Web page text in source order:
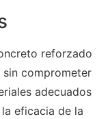
reforzado
comprometer
adecuados
eficacia de la